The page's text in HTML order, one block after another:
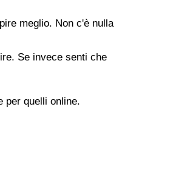
meglio. Non c'è nulla
Se invece senti che
per quelli online.